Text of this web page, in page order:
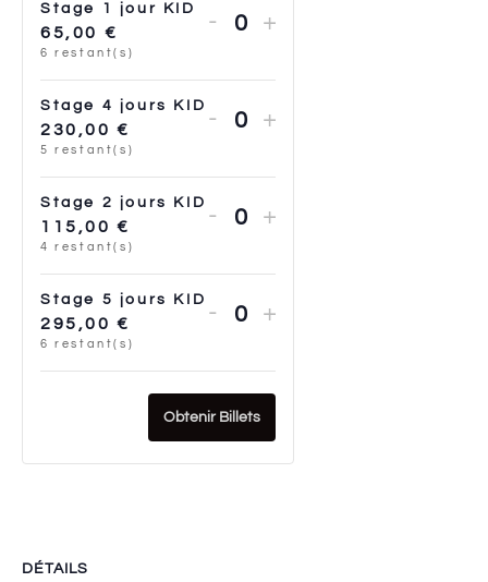
DÉTAILS
Stage 1 jour KID
65,00 €
6restant(s)
- Quantité
+
Stage 4 jours KID
230,00 €
5restant(s)
- Quantité
+
Stage 2 jours KID
115,00 €
4restant(s)
- Quantité
+
Stage 5 jours KID
295,00 €
6restant(s)
- Quantité
+
Obtenir Billets